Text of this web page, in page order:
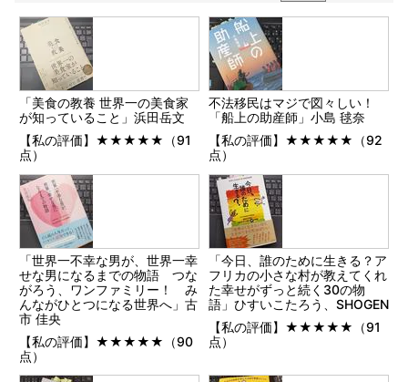
「美食の教養 世界一の美食家
が知っていること」浜田岳文
【私の評価】★★★★★（91
点）
不法移民はマジで図々しい！
「船上の助産師」小島 毬奈
【私の評価】★★★★★（92
点）
「世界一不幸な男が、世界一幸
せな男になるまでの物語 つな
がろう、ワンファミリー！ み
んながひとつになる世界へ」古
市 佳央
【私の評価】★★★★★（90
点）
「今日、誰のために生きる？ア
フリカの小さな村が教えてくれ
た幸せがずっと続く30の物
語」ひすいこたろう、SHOGEN
【私の評価】★★★★★（91
点）